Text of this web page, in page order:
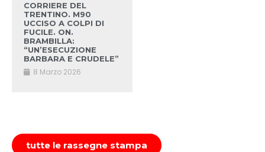
CORRIERE DEL
TRENTINO. M90
UCCISO A COLPI DI
FUCILE. ON.
BRAMBILLA:
“UN’ESECUZIONE
BARBARA E CRUDELE”
8 Marzo 2026
tutte le rassegne stampa